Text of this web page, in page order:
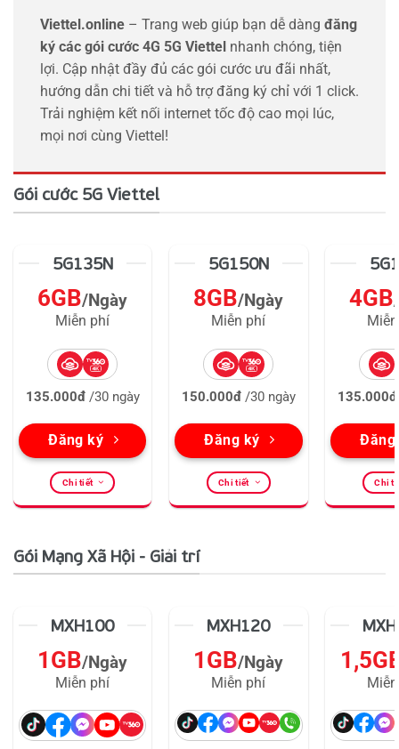
Viettel.online – Trang web giúp bạn dễ dàng đăng
ký các gói cước 4G 5G Viettel nhanh chóng, tiện
lợi. Cập nhật đầy đủ các gói cước ưu đãi nhất,
hướng dẫn chi tiết và hỗ trợ đăng ký chỉ với 1 click.
Trải nghiệm kết nối internet tốc độ cao mọi lúc,
mọi nơi cùng Viettel!
Gói cước 5G Viettel
5G135N
6GB/Ngày
Miễn phí
135.000đ/30 ngày
Đăng ký
Chi tiết
5G150N
8GB/Ngày
Miễn phí
150.000đ/30 ngày
Đăng ký
Chi tiết
4GB
135.000đ
Đăng
Chi
Gói Mạng Xã Hội - Giải trí
MXH100
1GB/Ngày
Miễn phí
MXH120
1GB/Ngày
Miễn phí